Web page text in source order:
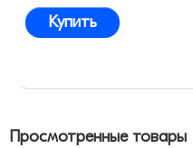
Купить
Просмотренные товары